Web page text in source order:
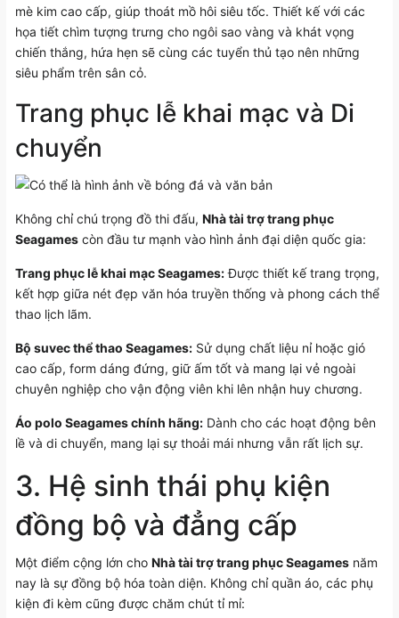
mè kim cao cấp, giúp thoát mồ hôi siêu tốc. Thiết kế với các
họa tiết chìm tượng trưng cho ngôi sao vàng và khát vọng
chiến thắng, hứa hẹn sẽ cùng các tuyển thủ tạo nên những
siêu phẩm trên sân cỏ.
Trang phục lễ khai mạc và Di
chuyển
Không chỉ chú trọng đồ thi đấu, Nhà tài trợ trang phục
Seagames còn đầu tư mạnh vào hình ảnh đại diện quốc gia:
Trang phục lễ khai mạc Seagames:Được thiết kế trang trọng,
kết hợp giữa nét đẹp văn hóa truyền thống và phong cách thể
thao lịch lãm.
Bộ suvec thể thao Seagames: Sử dụng chất liệu nỉ hoặc gió
cao cấp, form dáng đứng, giữ ấm tốt và mang lại vẻ ngoài
chuyên nghiệp cho vận động viên khi lên nhận huy chương.
Áo polo Seagames chính hãng: Dành cho các hoạt động bên
lề và di chuyển, mang lại sự thoải mái nhưng vẫn rất lịch sự.
3. Hệ sinh thái phụ kiện
đồng bộ và đẳng cấp
Một điểm cộng lớn cho Nhà tài trợ trang phục Seagames năm
nay là sự đồng bộ hóa toàn diện. Không chỉ quần áo, các phụ
kiện đi kèm cũng được chăm chút tỉ mỉ: